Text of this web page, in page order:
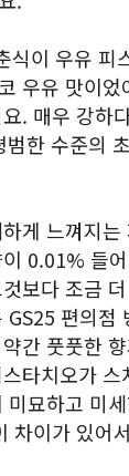
식이 우유 피
우유 맛이었
. 매우 강하
한 수준의
게 느껴지는
0.01% 들
보다 조금
편의점
간 풋풋한
타치오가
묘하고 미
차이가 있어